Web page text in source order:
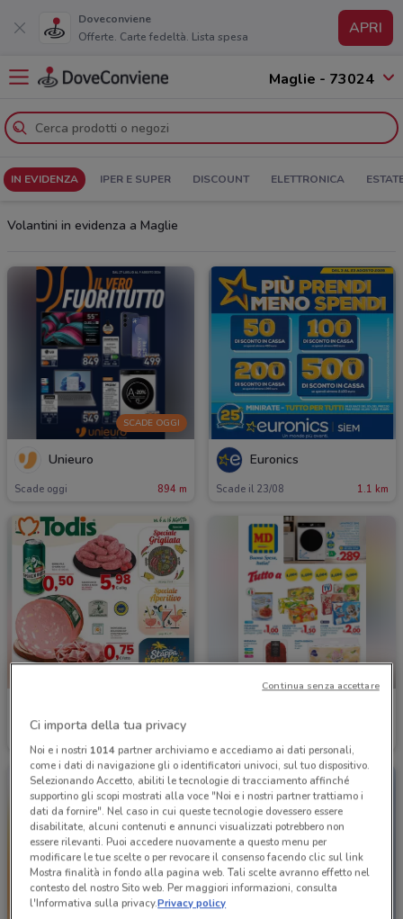
Doveconviene
Offerte. Carte fedeltà. Lista spesa
APRI
Maglie - 73024
IN EVIDENZA IPER E SUPER DISCOUNT ELETTRONICA
Volantini in evidenza a Maglie
SCADE OGGI
Unieuro
Scade oggi 894 m
Euronics
Scade il 23/08 1.1 km
Ci importa della tua privacy
Noi e i nostri 1014partner archiviamo e accediamo ai dati personali,
come i dati di navigazione gli o identificatori univoci, sul tuo dispositivo.
Selezionando Accetto, abiliti le tecnologie di tracciamento affinché
supportino gli scopi mostrati alla voce "Noi e i nostri partner trattiamo i
dati da fornire". Nel caso in cui queste tecnologie dovessero essere
disabilitate, alcuni contenuti e annunci visualizzati potrebbero non
essere rilevanti. Puoi accedere nuovamente a questo menu per
modificare le tue scelte o per revocare il consenso facendo clic sul link
Mostra finalità in fondo alla pagina web. Tali scelte avranno effetto nel
contesto del nostro Sito web. Per maggiori informazioni, consulta
l'Informativa sulla privacy.Privacy policy
Continua senza accettare